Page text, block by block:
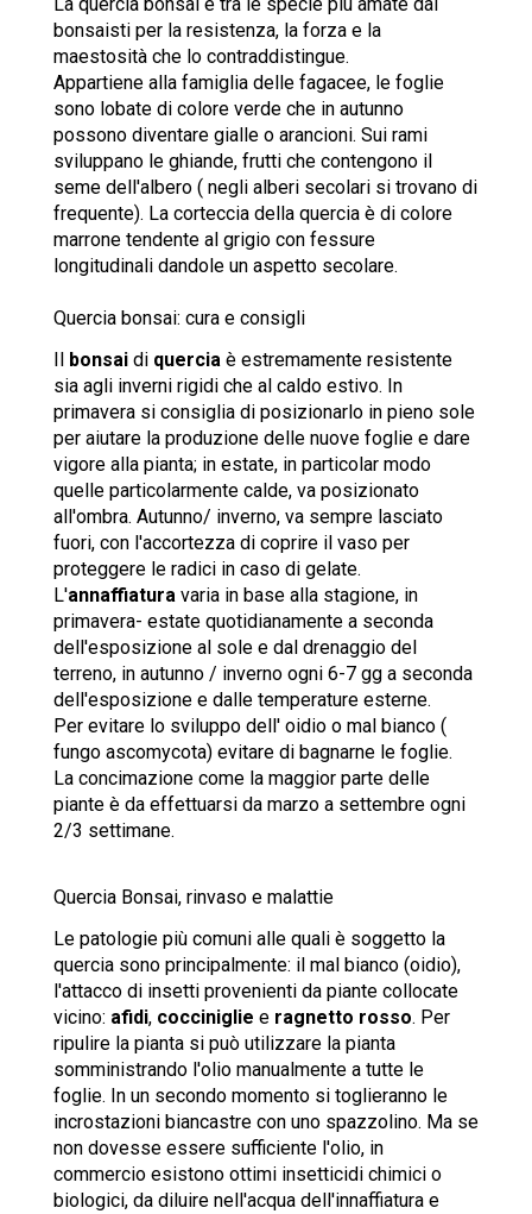
bonsaisti per la resistenza, la forza e la
maestosità che lo contraddistingue.
Appartiene alla famiglia delle fagacee, le foglie
sono lobate di colore verde che in autunno
possono diventare gialle o arancioni. Sui rami
sviluppano le ghiande, frutti che contengono il
seme dell'albero ( negli alberi secolari si trovano di
frequente). La corteccia della quercia è di colore
marrone tendente al grigio con fessure
longitudinali dandole un aspetto secolare.
Quercia bonsai: cura e consigli
Il bonsai di quercia è estremamente resistente
sia agli inverni rigidi che al caldo estivo. In
primavera si consiglia di posizionarlo in pieno sole
per aiutare la produzione delle nuove foglie e dare
vigore alla pianta; in estate, in particolar modo
quelle particolarmente calde, va posizionato
all'ombra. Autunno/ inverno, va sempre lasciato
fuori, con l'accortezza di coprire il vaso per
proteggere le radici in caso di gelate.
L'annaffiatura varia in base alla stagione, in
primavera- estate quotidianamente a seconda
dell'esposizione al sole e dal drenaggio del
terreno, in autunno / inverno ogni 6-7 gg a seconda
dell'esposizione e dalle temperature esterne.
Per evitare lo sviluppo dell' oidio o mal bianco (
fungo ascomycota) evitare di bagnarne le foglie.
La concimazione come la maggior parte delle
piante è da effettuarsi da marzo a settembre ogni
2/3 settimane.
Quercia Bonsai, rinvaso e malattie
Le patologie più comuni alle quali è soggetto la
quercia sono principalmente: il mal bianco (oidio),
l'attacco di insetti provenienti da piante collocate
vicino: afidi, cocciniglie e ragnetto rosso. Per
ripulire la pianta si può utilizzare la pianta
somministrando l'olio manualmente a tutte le
foglie. In un secondo momento si toglieranno le
incrostazioni biancastre con uno spazzolino. Ma se
non dovesse essere sufficiente l'olio, in
commercio esistono ottimi insetticidi chimici o
biologici, da diluire nell'acqua dell'innaffiatura e